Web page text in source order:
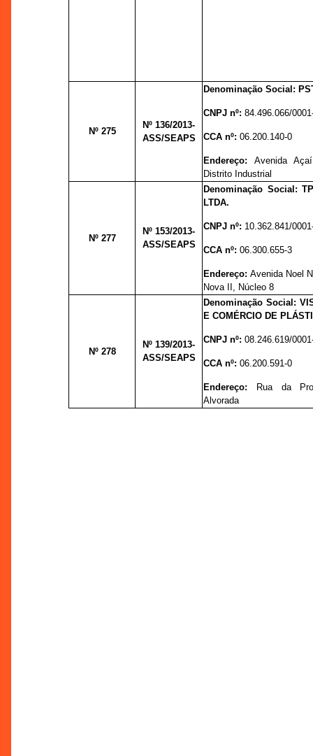
Nº 275
Nº 136/2013-
ASS/SEAPS
Denominação Social:
CNPJ nº:84.496.066/
CCA nº:06.200.140-0
Endereço: Avenida
Distrito Industrial
Nº 277
Nº 153/2013-
ASS/SEAPS
Denominação Social:
LTDA.
CNPJ nº: 10.362.841/
CCA nº:06.300.655-3
Endereço:Avenida Noel
Nova II, Núcleo 8
Nº 278
Nº 139/2013-
ASS/SEAPS
Denominação Social:
E COMÉRCIO DE
CNPJ nº:08.246.619/
CCA nº:06.200.591-0
Endereço:
Rua da
Alvorada